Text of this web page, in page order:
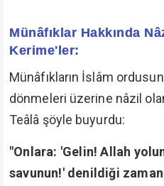
Münâfıklar Hakkında
Kerime'ler:
Münâfıkların İslâm
dönmeleri üzerine nâzil
Teâlâ şöyle buyurdu:
"Onlara: 'Gelin! Allah
savunun!' denildiği